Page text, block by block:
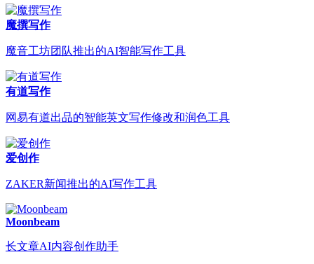
魔撰写作
魔音工坊团队推出的AI智能写作工具
有道写作
网易有道出品的智能英文写作修改和润色工具
爱创作
ZAKER新闻推出的AI写作工具
Moonbeam
长文章AI内容创作助手